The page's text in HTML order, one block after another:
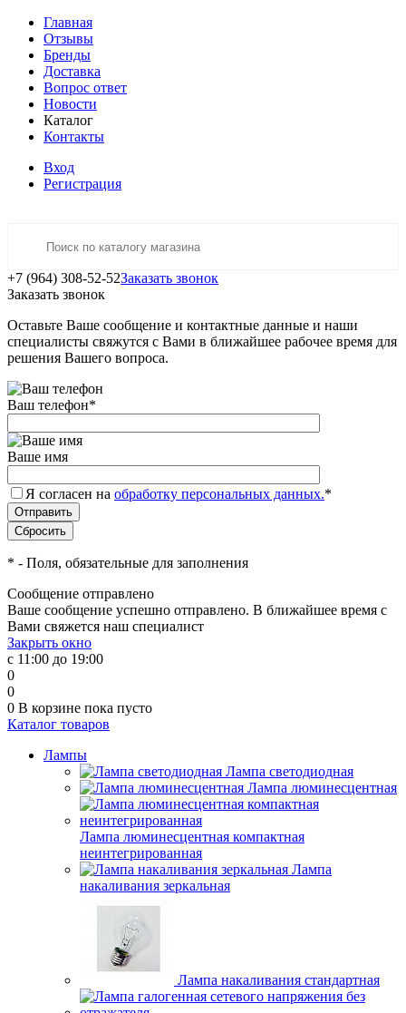
Главная
Отзывы
Бренды
Доставка
Вопрос ответ
Новости
Каталог
Контакты
Вход
Регистрация
+7 (964) 308-52-52Заказать звонок
Заказать звонок
Оставьте Ваше сообщение и контактные данные и наши
специалисты свяжутся с Вами в ближайшее рабочее время для
решения Вашего вопроса.
Ваш телефон*
Ваше имя
Я согласен на обработку персональных данных.*
* - Поля, обязательные для заполнения
Сообщение отправлено
Ваше сообщение успешно отправлено. В ближайшее время с
Вами свяжется наш специалист
Закрыть окно
с 11:00 до 19:00
0
0
0 В корзине пока пусто
Каталог товаров
Лампы
Лампа светодиодная
Лампа люминесцентная
Лампа люминесцентная компактная
неинтегрированная
Лампа
накаливания зеркальная
Лампа накаливания стандартная